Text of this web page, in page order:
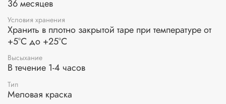
36 месяцев
Условия хранения
Хранить в плотно закрытой таре при температуре от
+5°С до +25°С
Высыхание
В течение 1-4 часов
Тип
Меловая краска